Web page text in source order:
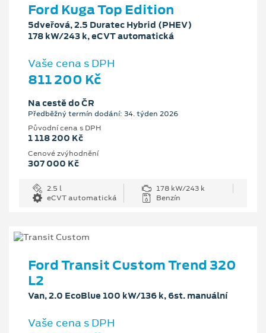
Ford Kuga Top Edition
5dveřová, 2.5 Duratec Hybrid (PHEV)
178 kW/243 k, eCVT automatická
Vaše cena s DPH
811 200 Kč
Na cestě do ČR
Předběžný termín dodání: 34. týden 2026
Původní cena s DPH
1 118 200 Kč
Cenové zvýhodnění
307 000 Kč
2.5 l
178 kW/243 k
eCVT automatická
Benzín
Ford Transit Custom Trend 320
L2
Van, 2.0 EcoBlue 100 kW/136 k, 6st. manuální
Vaše cena s DPH